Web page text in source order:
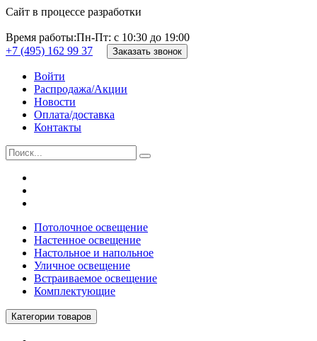
Сайт в процессе разработки
Время работы:Пн-Пт: с 10:30 до 19:00
+7 (495) 162 99 37
Заказать звонок
Войти
Распродажа/Акции
Новости
Оплата/доставка
Контакты
Потолочное освещение
Настенное освещение
Настольное и напольное
Уличное освещение
Встраиваемое освещение
Комплектующие
Категории товаров